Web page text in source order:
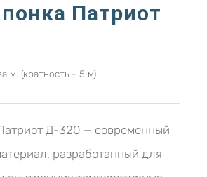
Патриот
м. (кратность - 5 м)
Д-320 — современный
разработанный для